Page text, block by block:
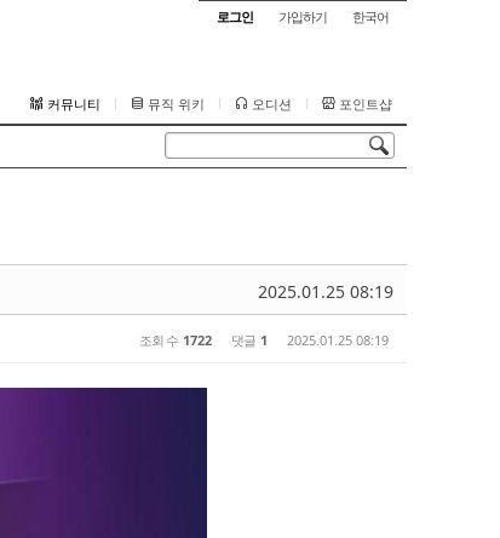
로그인 가입하기 한국어
커뮤니티 뮤직 위키 오디션 포인트샵
2025.01.25 08:19
조회 수 1722 댓글 1 2025.01.25 08:19